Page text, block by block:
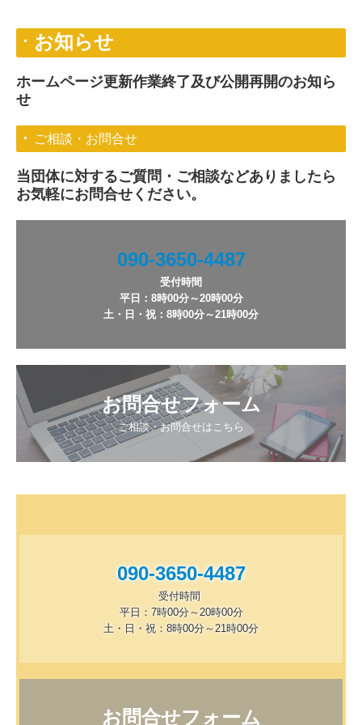
お知らせ
ホームページ更新作業終了及び公開再開のお知ら
せ
ご相談・お問合せ
当団体に対するご質問・ご相談などありましたら
お気軽にお問合せください。
090-3650-4487
受付時間
平日：8時00分～20時00分
土・日・祝：8時00分～21時00分
お問合せフォーム
ご相談・お問合せはこちら
090-3650-4487
受付時間
平日：7時00分～20時00分
土・日・祝：8時00分～21時00分
お問合せフォーム